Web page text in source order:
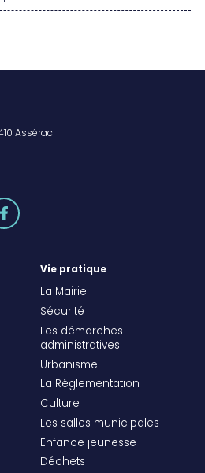
Assérac
facebook
Vie pratique
La Mairie
Sécurité
Les démarches
administratives
Urbanisme
La Réglementation
Culture
Les salles municipales
Enfance jeunesse
Déchets